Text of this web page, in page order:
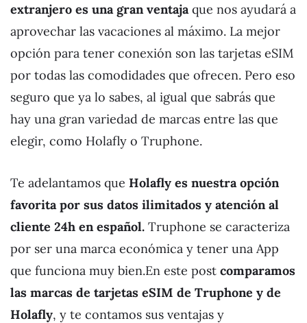
extranjero es una gran ventajaque nos ayudará a
aprovechar las vacaciones al máximo. La mejor
opción para tener conexión son las tarjetas eSIM
por todas las comodidades que ofrecen. Pero eso
seguro que ya lo sabes, al igual que sabrás que
hay una gran variedad de marcas entre las que
elegir, como Holafly o Truphone.
Te adelantamos que Holafly es nuestra opción
favorita por sus datos ilimitados y atención al
cliente 24h en español. Truphone se caracteriza
por ser una marca económica y tener una App
que funciona muy bien.En este post comparamos
las marcas de tarjetas eSIM de Truphone y de
Holafly, y te contamos sus ventajas y